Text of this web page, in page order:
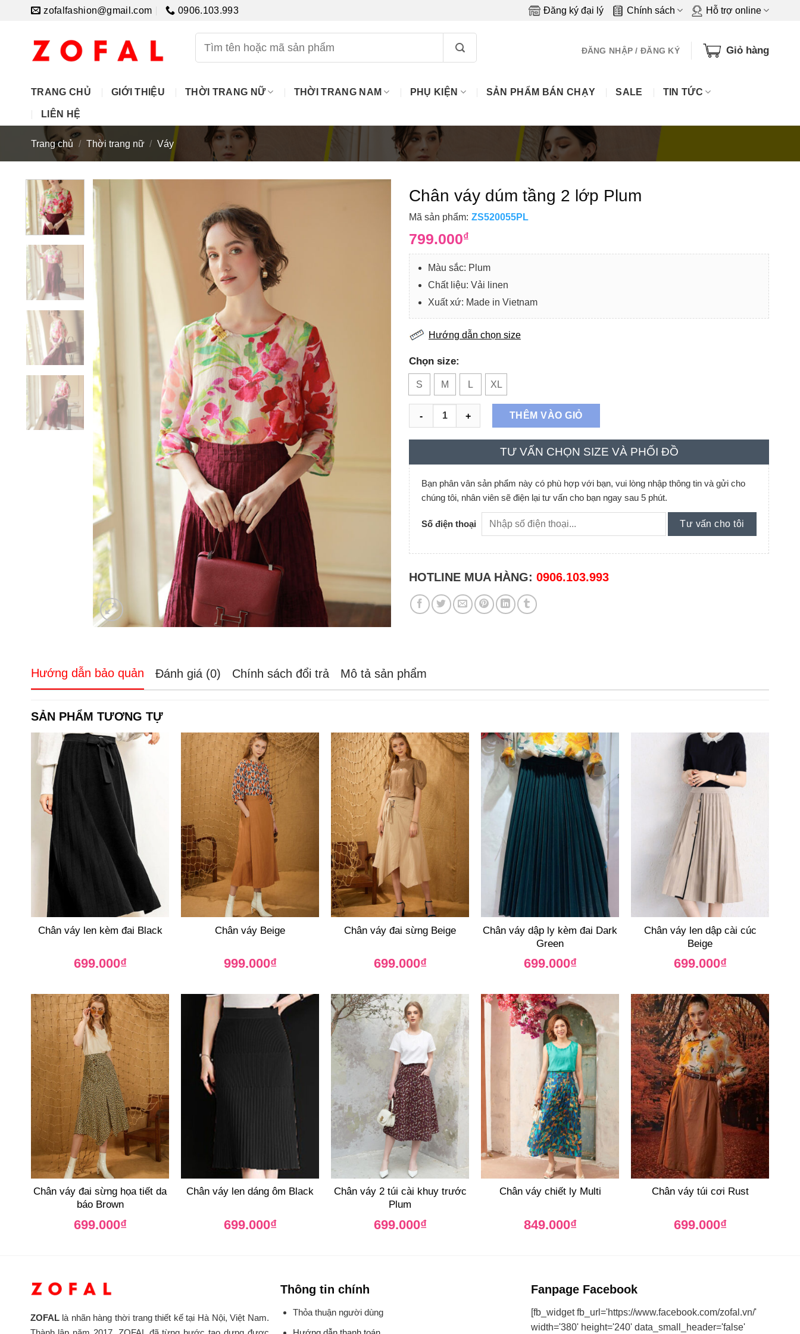
zofalfashion@gmail.com 0906.103.993 Đăng ký đại lý Chính sách Hỗ trợ online
kiếm:
ĐĂNG NHẬP / ĐĂNG KÝ Giỏ hàng
TRANG CHỦ GIỚI THIỆU THỜI TRANG NỮ THỜI TRANG NAM PHỤ KIỆN SẢN PHẨM BÁN CHẠY SALE TIN TỨC
LIÊN HỆ
Trang chủ / Thời trang nữ / Váy
Chân váy dúm tầng 2 lớp Plum
Mã sản phẩm: ZS520055PL
799.000₫
Màu sắc: Plum
Chất liệu: Vải linen
Xuất xứ: Made in Vietnam
Hướng dẫn chọn size
Chọn size:
S M L XL
Chân váy dúm tầng 2 lớp Plum số lượng
THÊM VÀO GIỎ
TƯ VẤN CHỌN SIZE VÀ PHỐI ĐỒ
Bạn phân vân sản phẩm này có phù hợp với bạn, vui lòng nhập thông tin và gửi cho
chúng tôi, nhân viên sẽ điện lại tư vấn cho bạn ngay sau 5 phút.
Số điện thoại
HOTLINE MUA HÀNG: 0906.103.993
Hướng dẫn bảo quản Đánh giá (0) Chính sách đổi trả Mô tả sản phẩm
SẢN PHẨM TƯƠNG TỰ
Chân váy len kèm đai Black
699.000₫
Chân váy Beige
999.000₫
Chân váy đai sừng Beige
699.000₫
Chân váy dập ly kèm đai Dark
Green
699.000₫
Chân váy len dập cài cúc
Beige
699.000₫
Chân váy đai sừng họa tiết da
báo Brown
699.000₫
Chân váy len dáng ôm Black
699.000₫
Chân váy 2 túi cài khuy trước
Plum
699.000₫
Chân váy chiết ly Multi
849.000₫
Chân váy túi cơi Rust
699.000₫
ZOFALlà nhãn hàng thời trang thiết kế tại Hà Nội, Việt Nam.
Thông tin chính
Thỏa thuận người dùng
Fanpage Facebook
[fb_widget fb_url='https://www.facebook.com/zofal.vn/'
width='380' height='240' data_small_header='false'